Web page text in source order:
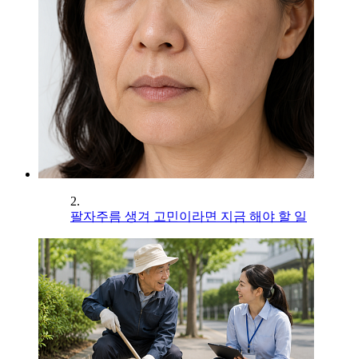
2.
팔자주름 생겨 고민이라면 지금 해야 할 일